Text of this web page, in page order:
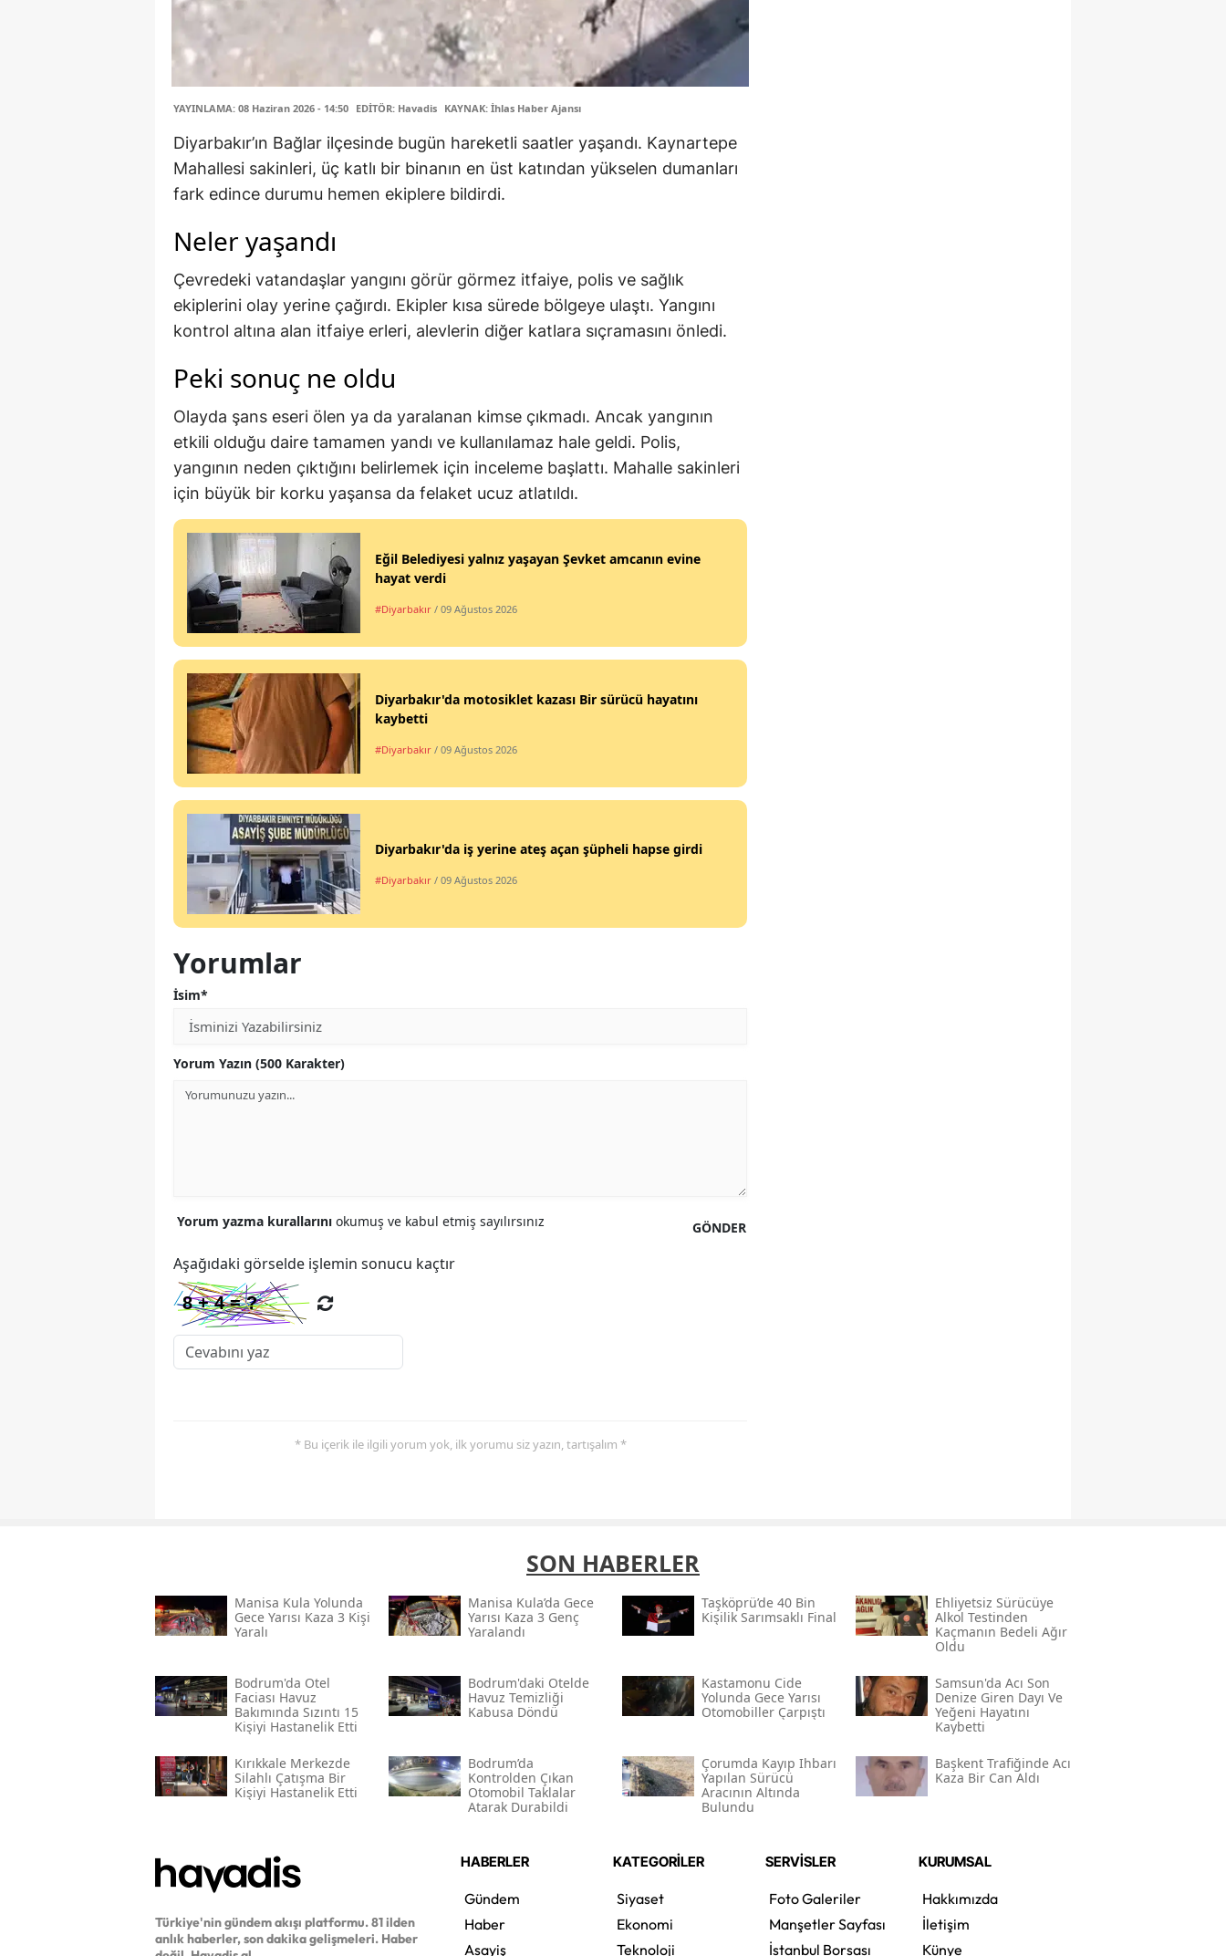
YAYINLAMA: 08 Haziran 2026 - 14:50 EDİTÖR: Havadis KAYNAK: İhlas Haber Ajansı
Diyarbakır’ın Bağlar ilçesinde bugün hareketli saatler yaşandı. Kaynartepe
Mahallesi sakinleri, üç katlı bir binanın en üst katından yükselen dumanları
fark edince durumu hemen ekiplere bildirdi.
Neler yaşandı
Çevredeki vatandaşlar yangını görür görmez itfaiye, polis ve sağlık
ekiplerini olay yerine çağırdı. Ekipler kısa sürede bölgeye ulaştı. Yangını
kontrol altına alan itfaiye erleri, alevlerin diğer katlara sıçramasını önledi.
Peki sonuç ne oldu
Olayda şans eseri ölen ya da yaralanan kimse çıkmadı. Ancak yangının
etkili olduğu daire tamamen yandı ve kullanılamaz hale geldi. Polis,
yangının neden çıktığını belirlemek için inceleme başlattı. Mahalle sakinleri
için büyük bir korku yaşansa da felaket ucuz atlatıldı.
Eğil Belediyesi yalnız yaşayan Şevket amcanın evine
hayat verdi
#Diyarbakır / 09 Ağustos 2026
Diyarbakır'da motosiklet kazası Bir sürücü hayatını
kaybetti
#Diyarbakır / 09 Ağustos 2026
Diyarbakır'da iş yerine ateş açan şüpheli hapse girdi
#Diyarbakır / 09 Ağustos 2026
Yorumlar
İsim*
Yorum Yazın (500 Karakter)
GÖNDER
Yorum yazma kurallarını okumuş ve kabul etmiş sayılırsınız
Aşağıdaki görselde işlemin sonucu kaçtır
* Bu içerik ile ilgili yorum yok, ilk yorumu siz yazın, tartışalım *
SON HABERLER
Manisa Kula Yolunda
Gece Yarısı Kaza 3 Kişi
Yaralı
Manisa Kula’da Gece
Yarısı Kaza 3 Genç
Yaralandı
Taşköprü’de 40 Bin
Kişilik Sarımsaklı Final
Ehliyetsiz Sürücüye
Alkol Testinden
Kaçmanın Bedeli Ağır
Oldu
Bodrum'da Otel
Faciası Havuz
Bakımında Sızıntı 15
Kişiyi Hastanelik Etti
Bodrum'daki Otelde
Havuz Temizliği
Kabusa Döndü
Kastamonu Cide
Yolunda Gece Yarısı
Otomobiller Çarpıştı
Samsun'da Acı Son
Denize Giren Dayı Ve
Yeğeni Hayatını
Kaybetti
Kırıkkale Merkezde
Silahlı Çatışma Bir
Kişiyi Hastanelik Etti
Bodrum’da
Kontrolden Çıkan
Otomobil Taklalar
Atarak Durabildi
Çorumda Kayıp Ihbarı
Yapılan Sürücü
Aracının Altında
Bulundu
Başkent Trafiğinde Acı
Kaza Bir Can Aldı
Türkiye'nin gündem akışı platformu. 81 ilden
anlık haberler, son dakika gelişmeleri. Haber
HABERLER
Gündem
Haber
Asayiş
KATEGORİLER
Siyaset
Ekonomi
Teknoloji
SERVİSLER
Foto Galeriler
Manşetler Sayfası
İstanbul Borsası
KURUMSAL
Hakkımızda
İletişim
Künye